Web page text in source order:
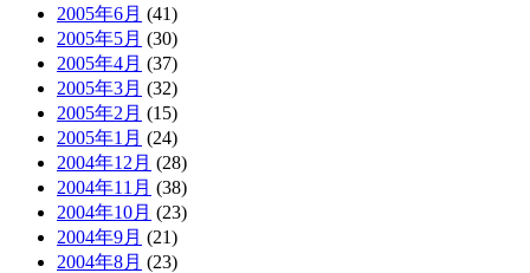
2005年6月 (41)
2005年5月 (30)
2005年4月 (37)
2005年3月 (32)
2005年2月 (15)
2005年1月 (24)
2004年12月 (28)
2004年11月 (38)
2004年10月 (23)
2004年9月 (21)
2004年8月 (23)